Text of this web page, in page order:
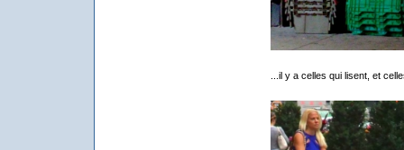
...il y a celles qui lisent, et